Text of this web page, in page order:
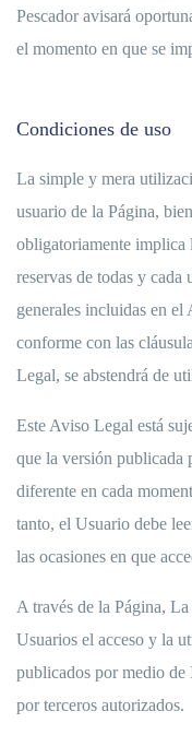
Pescador avisará
el momento en que se
Condiciones de uso
La simple y mera
usuario de la Página,
obligatoriamente implica
reservas de todas y cada
generales incluidas en
conforme con las
Legal, se abstendrá de
Este Aviso Legal está
que la versión publicada
diferente en cada
tanto, el Usuario debe
las ocasiones en que
A través de la Página,
Usuarios el acceso y la
publicados por medio de
por terceros autorizados.